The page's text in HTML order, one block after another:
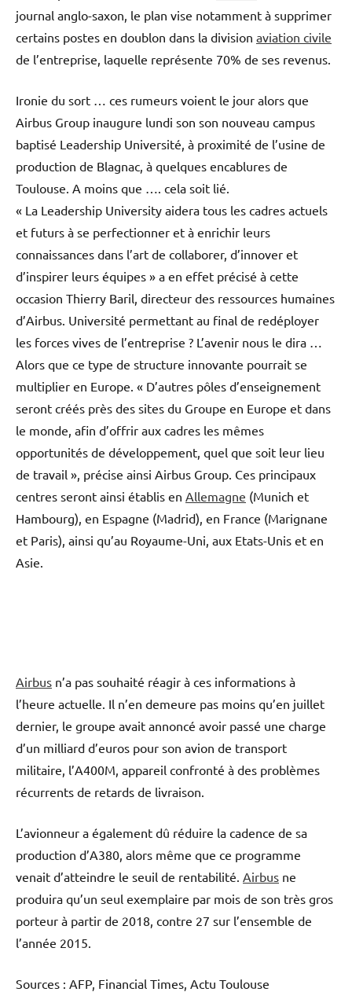
journal anglo-saxon, le plan vise notamment à supprimer
certains postes en doublon dans la division aviation civile
de l’entreprise, laquelle représente 70% de ses revenus.
Ironie du sort … ces rumeurs voient le jour alors que
Airbus Group inaugure lundi son son nouveau campus
baptisé Leadership Université, à proximité de l’usine de
production de Blagnac, à quelques encablures de
Toulouse. A moins que …. cela soit lié.
« La Leadership University aidera tous les cadres actuels
et futurs à se perfectionner et à enrichir leurs
connaissances dans l’art de collaborer, d’innover et
d’inspirer leurs équipes » a en effet précisé à cette
occasion Thierry Baril, directeur des ressources humaines
d’Airbus. Université permettant au final de redéployer
les forces vives de l’entreprise ? L’avenir nous le dira …
Alors que ce type de structure innovante pourrait se
multiplier en Europe. « D’autres pôles d’enseignement
seront créés près des sites du Groupe en Europe et dans
le monde, afin d’offrir aux cadres les mêmes
opportunités de développement, quel que soit leur lieu
de travail », précise ainsi Airbus Group. Ces principaux
centres seront ainsi établis en Allemagne (Munich et
Hambourg), en Espagne (Madrid), en France (Marignane
et Paris), ainsi qu’au Royaume-Uni, aux Etats-Unis et en
Asie.
Airbus n’a pas souhaité réagir à ces informations à
l’heure actuelle. Il n’en demeure pas moins qu’en juillet
dernier, le groupe avait annoncé avoir passé une charge
d’un milliard d’euros pour son avion de transport
militaire, l’A400M, appareil confronté à des problèmes
récurrents de retards de livraison.
L’avionneur a également dû réduire la cadence de sa
production d’A380, alors même que ce programme
venait d’atteindre le seuil de rentabilité. Airbus ne
produira qu’un seul exemplaire par mois de son très gros
porteur à partir de 2018, contre 27 sur l’ensemble de
l’année 2015.
Sources : AFP, Financial Times, Actu Toulouse